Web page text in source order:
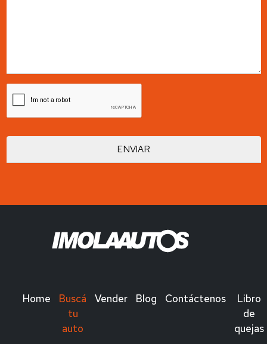
Home
Buscá
tu
auto
Vender Blog Contáctenos
Libro
de
quejas